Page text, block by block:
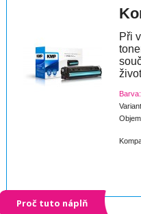
Při
Barva:
Proč tuto náplň